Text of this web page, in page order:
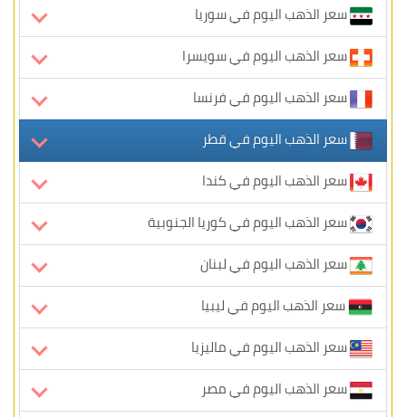
سعر الذهب اليوم في سوريا
سعر الذهب اليوم في سويسرا
سعر الذهب اليوم في فرنسا
سعر الذهب اليوم في قطر
سعر الذهب اليوم في كندا
سعر الذهب اليوم في كوريا الجنوبية
سعر الذهب اليوم في لبنان
سعر الذهب اليوم في ليبيا
سعر الذهب اليوم في ماليزيا
سعر الذهب اليوم في مصر